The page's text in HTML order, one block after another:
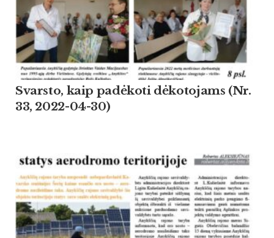
Svarsto, kaip padėkoti dėkotojams (Nr.
33, 2022-04-30)